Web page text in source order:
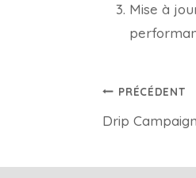
Mise à
PRÉCÉDENT
Drip Campaign